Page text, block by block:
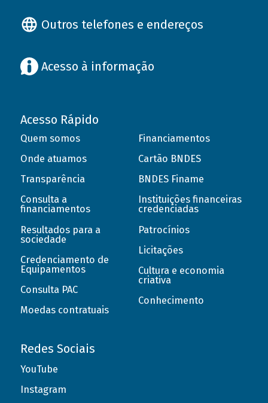
Outros telefones e endereços
Acesso à informação
Acesso Rápido
Quem somos
Onde atuamos
Transparência
Consulta a
financiamentos
Resultados para a
sociedade
Credenciamento de
Equipamentos
Consulta PAC
Moedas contratuais
Financiamentos
Cartão BNDES
BNDES Finame
Instituições financeiras
credenciadas
Patrocínios
Licitações
Cultura e economia
criativa
Conhecimento
Redes Sociais
YouTube
Instagram